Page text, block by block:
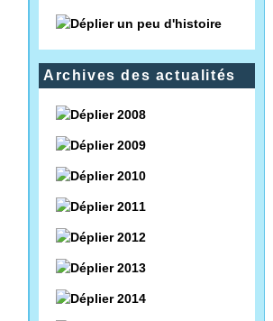
un peu d'histoire
Archives des actualités
2008
2009
2010
2011
2012
2013
2014